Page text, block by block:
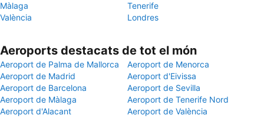
Màlaga
Tenerife
València
Londres
Aeroports destacats de tot el món
Aeroport de Palma de Mallorca
Aeroport de Menorca
Aeroport de Madrid
Aeroport d'Eivissa
Aeroport de Barcelona
Aeroport de Sevilla
Aeroport de Màlaga
Aeroport de Tenerife Nord
Aeroport d'Alacant
Aeroport de València